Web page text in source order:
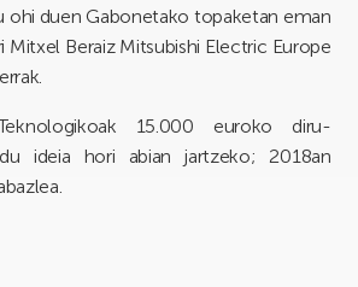
ohi duen Gabonetako topaketan eman
Mitxel Beraiz Mitsubishi Electric Europe
15.000 euroko diru-
ideia hori abian jartzeko; 2018an